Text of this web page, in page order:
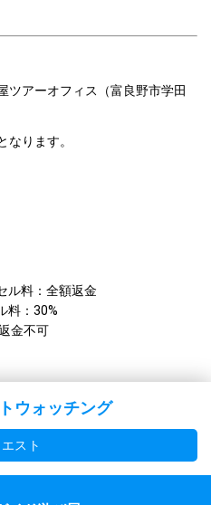
ツアーオフィス（富良野市学田
なります。
ル料：全額返金
料：30%
金不可
ウォッチング
スト